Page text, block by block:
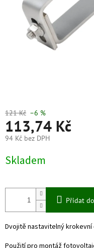
121 Kč –6 %
113,74 Kč
94 Kč bez DPH
cena:
Skladem
Přidat
Dvojitě nastavitelný krokevní